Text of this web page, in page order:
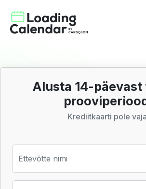
Alusta 14-päevast
Krediitkaarti pole
Ettevõtte nimi